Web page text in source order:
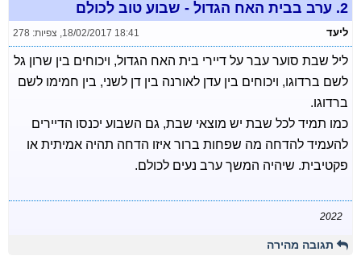
2. ערב בבית האח הגדול - שבוע טוב לכולם
ליעד 18/02/2017 18:41
, צפיות: 278
ליל שבת סוער עבר על דיירי בית האח הגדול, ויכוחים בין שרון גל
לשם ברדוגו, ויכוחים בין עדן לאורנה בין דן לשני, בין חמימו לשם
ברדוגו.
כמו תמיד לכל שבת יש מוצאי שבת, גם השבוע יכנסו הדיירים
להעמיד להדחה מה שפחות ברור איזו הדחה תהיה אמיתית או
פקטיבית. שיהיה המשך ערב נעים לכולם.
2022
תגובה מהירה